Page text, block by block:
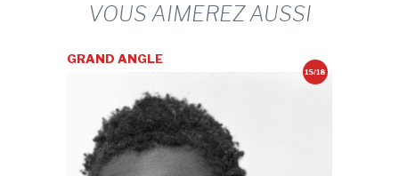
VOUS AIMEREZ AUSSI
15/18
GRAND ANGLE